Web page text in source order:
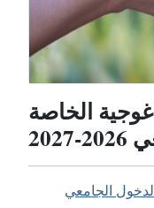
الخاصة
الجامعي